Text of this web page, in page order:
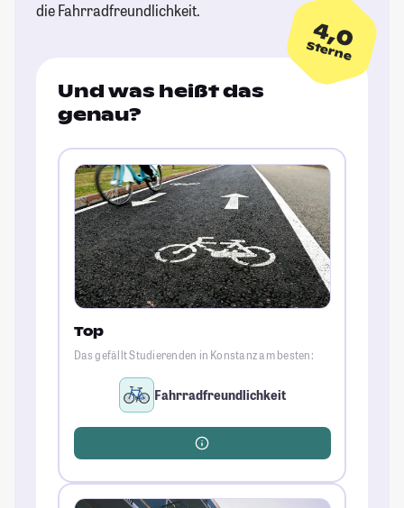
die Fahrradfreundlichkeit.
4,0
Sterne
Und was heißt das
genau?
Top
Das gefällt Studierenden in Konstanz am besten:
Fahrradfreundlichkeit